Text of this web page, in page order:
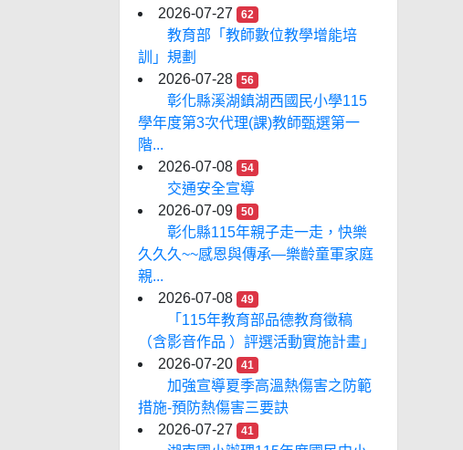
2026-07-27
62
教育部「教師數位教學增能培
訓」規劃
2026-07-28
56
彰化縣溪湖鎮湖西國民小學115
學年度第3次代理(課)教師甄選第一
階...
2026-07-08
54
交通安全宣導
2026-07-09
50
彰化縣115年親子走一走，快樂
久久久~~感恩與傳承—樂齡童軍家庭
親...
2026-07-08
49
「115年教育部品德教育徵稿
（含影音作品 ）評選活動實施計畫」
2026-07-20
41
加強宣導夏季高溫熱傷害之防範
措施-預防熱傷害三要訣
2026-07-27
41